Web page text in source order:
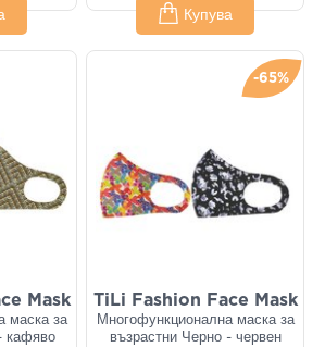
Купува
Mask
маска за
кафяво
-65%
TiLi Fashion Face Mask
Многофункционална маска за
възрастни Черно - червен